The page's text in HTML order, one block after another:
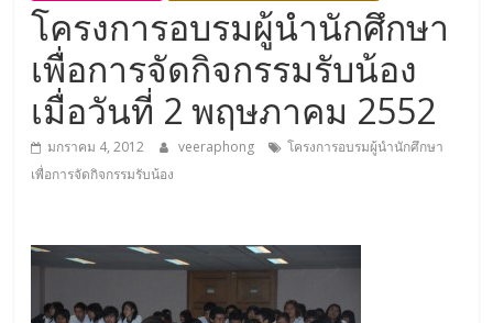
โครงการอบรมผู้นำนักศึกษา
เพื่อการจัดกิจกรรมรับน้อง
เมื่อวันที่ 2 พฤษภาคม 2552
มกราคม 4, 2012 veeraphong
โครงการอบรมผู้นำนักศึกษา
เพื่อการจัดกิจกรรมรับน้อง